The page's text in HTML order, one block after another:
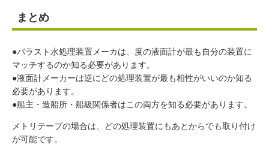
まとめ
●バラスト水処理装置メーカは、度の液面計が最も自分の装置に
マッチするのか知る必要があります。
●液面計メーカーは逆にどの処理装置が最も相性がいいのか知る
必要があります。
●船主・造船所・船級関係者はこの両方を知る必要があります。
メトリテープの場合は、どの処理装置にもあとからでも取り付け
が可能です。